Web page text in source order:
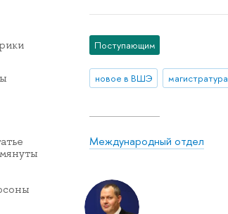
Поступающим
новое в ВШЭ магистратура
Международный отдел